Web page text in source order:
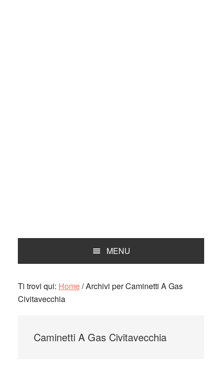
MENU
Ti trovi qui: Home/Archivi per Caminetti A Gas
Civitavecchia
Caminetti A Gas Civitavecchia